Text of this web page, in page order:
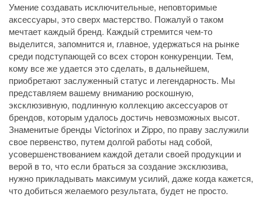
Умение создавать исключительные, неповторимые
аксессуары, это сверх мастерство. Пожалуй о таком
мечтает каждый бренд. Каждый стремится чем-то
выделится, запомнится и, главное, удержаться на рынке
среди подступающей со всех сторон конкуренции. Тем,
кому все же удается это сделать, в дальнейшем,
приобретают заслуженный статус и легендарность. Мы
представляем вашему вниманию роскошную,
эксклюзивную, подлинную коллекцию аксессуаров от
брендов, которым удалось достичь невозможных высот.
Знаменитые бренды Victorinox и Zippo, по праву заслужили
свое первенство, путем долгой работы над собой,
усовершенствованием каждой детали своей продукции и
верой в то, что если браться за создание эксклюзива,
нужно прикладывать максимум усилий, даже когда кажется,
что добиться желаемого результата, будет не просто.